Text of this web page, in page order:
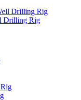
Drilling Rig